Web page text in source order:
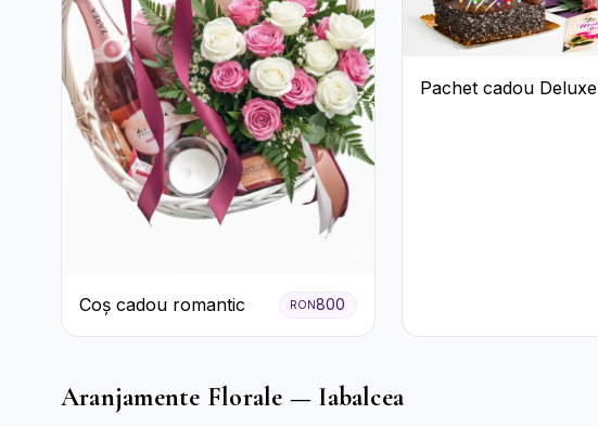
Coș cadou romantic RON800
Pachet cadou Deluxe
Aranjamente Florale — Iabalcea